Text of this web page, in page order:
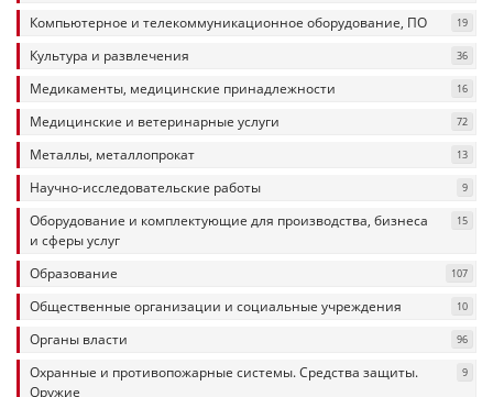
Компьютерное и телекоммуникационное оборудование, ПО 19
Культура и развлечения 36
Медикаменты, медицинские принадлежности 16
Медицинские и ветеринарные услуги 72
Металлы, металлопрокат 13
Научно-исследовательские работы 9
Оборудование и комплектующие для производства, бизнеса
и сферы услуг
15
Образование 107
Общественные организации и социальные учреждения 10
Органы власти 96
Охранные и противопожарные системы. Средства защиты.
Оружие
9